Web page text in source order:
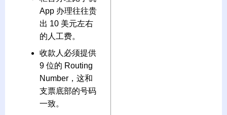
App 办理往往贵
出 10 美元左右
的人工费。
收款人必须提供
9 位的 Routing
Number，这和
支票底部的号码
一致。